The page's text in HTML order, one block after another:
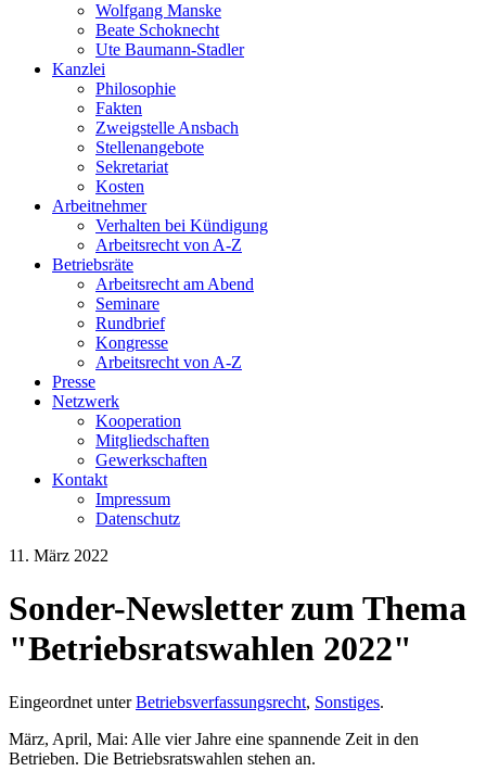
Wolfgang Manske
Beate Schoknecht
Ute Baumann-Stadler
Kanzlei
Philosophie
Fakten
Zweigstelle Ansbach
Stellenangebote
Sekretariat
Kosten
Arbeitnehmer
Verhalten bei Kündigung
Arbeitsrecht von A-Z
Betriebsräte
Arbeitsrecht am Abend
Seminare
Rundbrief
Kongresse
Arbeitsrecht von A-Z
Presse
Netzwerk
Kooperation
Mitgliedschaften
Gewerkschaften
Kontakt
Impressum
Datenschutz
11. März 2022
Sonder-Newsletter zum Thema
"Betriebsratswahlen 2022"
Eingeordnet unterBetriebsverfassungsrecht, Sonstiges.
März, April, Mai: Alle vier Jahre eine spannende Zeit in den
Betrieben. Die Betriebsratswahlen stehen an.